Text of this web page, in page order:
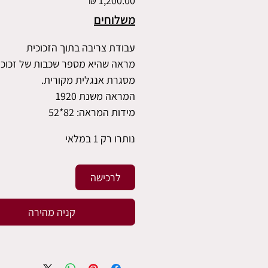
משלוחים
עבודת צריבה בתוך הזכוכית
מראה שהיא מספר שכבות של
מסגרת אנגלית מקורית.
המראה משנת 1920
מידות המראה: 82*52
נותרו רק 1 במלאי
לרכישה
קניה מהירה